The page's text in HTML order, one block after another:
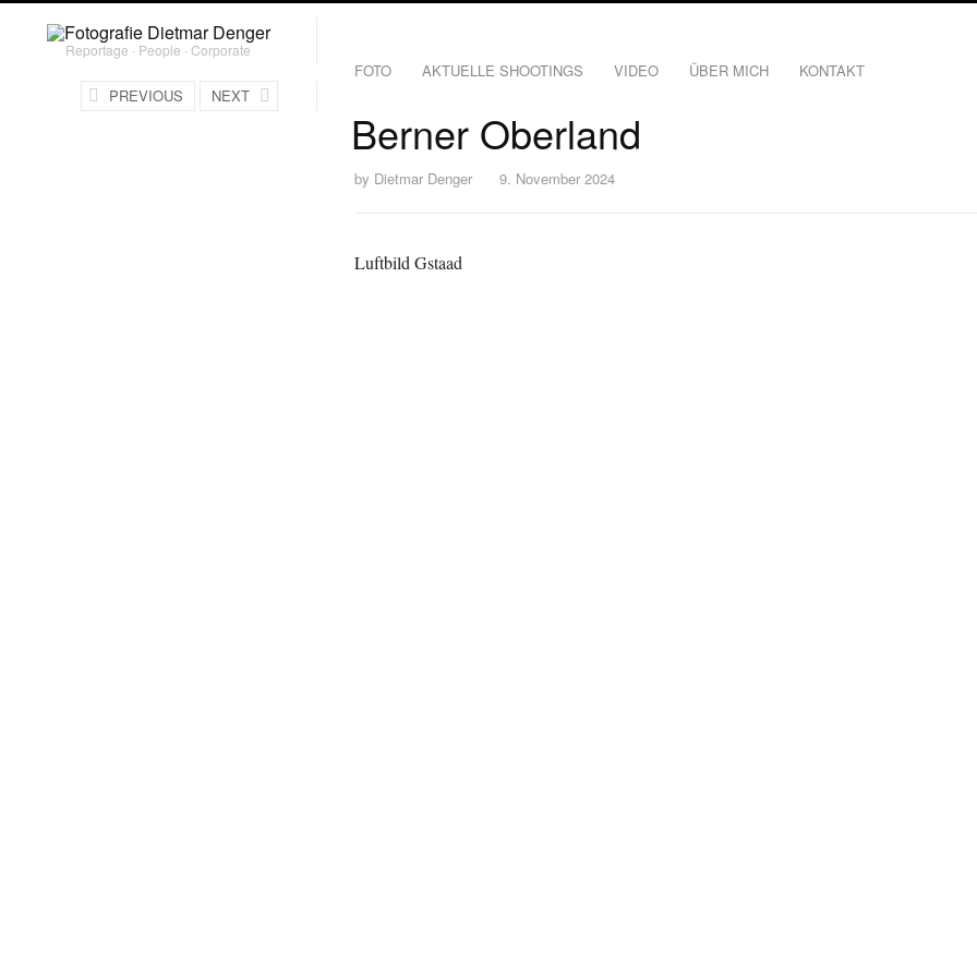
Reportage ∙ People ∙ Corporate
FOTO AKTUELLE SHOOTINGS VIDEO ÜBER MICH KONTAKT
Berner Oberland
by Dietmar Denger 9. November 2024
Luftbild Gstaad
PREVIOUS NEXT